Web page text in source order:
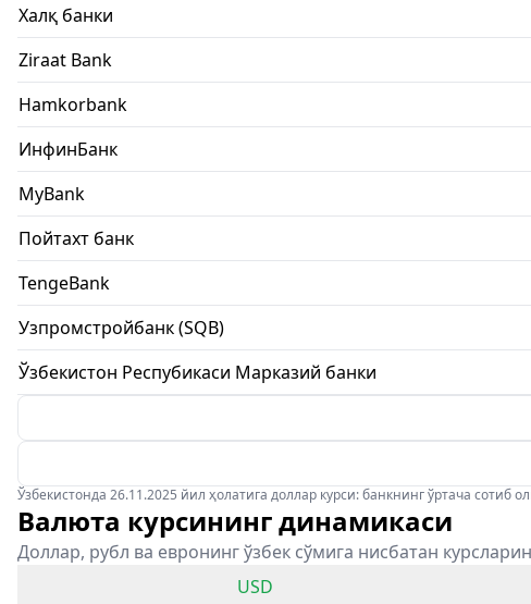
Халқ банки
Ziraat Bank
Hamkorbank
ИнфинБанк
MyBank
Пойтахт банк
TengeBank
Узпромстройбанк (SQB)
Ўзбекистон Респубикаси Марказий банки
Ўзбекистонда 26.11.2025 йил ҳолатига доллар курси: банкнинг ўртача сотиб
Валюта курсининг динамикаси
Доллар, рубл ва евронинг ўзбек сўмига нисбатан
USD